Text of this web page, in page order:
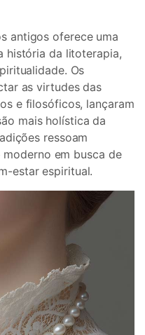
antigos oferece uma
história da litoterapia,
Os
as virtudes das
e filosóficos, lançaram
mais holística da
ressoam
em busca de
estar espiritual.